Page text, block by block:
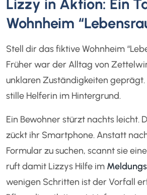
Lizzy in Aktion: Ein
Wohnheim
Stell dir das fiktive Wohnheim
Früher war der Alltag von
unklaren Zuständigkeiten geprägt.
stille Helferin im Hintergrund.
Ein Bewohner stürzt nachts leicht.
zückt ihr Smartphone. Anstatt
Formular zu suchen, scannt sie
ruft damit Lizzys Hilfe im
wenigen Schritten ist der Vorfall